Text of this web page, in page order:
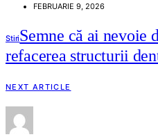
FEBRUARIE 9, 2026
StiriSemne că ai nevoie
refacerea structurii
NEXT ARTICLE